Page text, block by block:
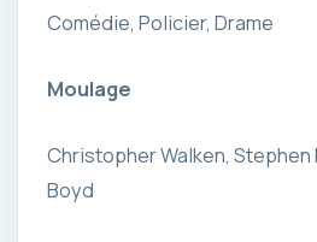
Comédie, Policier, Drame
Moulage
Christopher Walken, Stephen
Boyd